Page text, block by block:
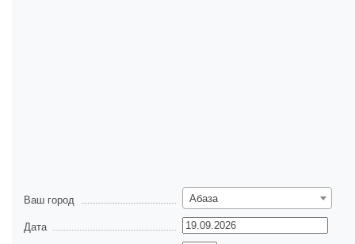
Ваш город Абаза
Дата